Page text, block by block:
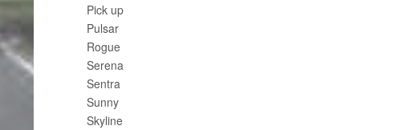
Pick up
Pulsar
Rogue
Serena
Sentra
Sunny
Skyline